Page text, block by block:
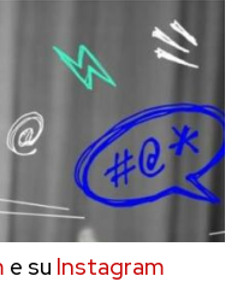
e su Instagram